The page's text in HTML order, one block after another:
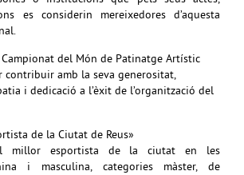
es considerin mereixedores d’aquesta
del Món de Patinatge Artístic
contribuir amb la seva generositat,
i dedicació a l’èxit de l’organització del
de la Ciutat de Reus»
al millor esportista de la ciutat en les
i masculina, categories màster, de